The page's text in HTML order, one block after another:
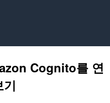
Cognito를 연